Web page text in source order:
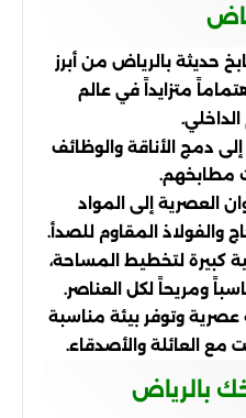
حديثة بالرياض من أبرز
متزايداً في عالم
دمج الأناقة والوظائف
مطابخهم.
العصرية إلى المواد
والفولاذ المقاوم للصدأ.
كبيرة لتخطيط المساحة،
ومريحاً لكل العناصر.
وتوفر بيئة مناسبة
مع العائلة والأصدقاء.
بالرياض